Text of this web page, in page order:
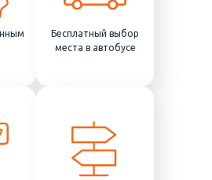
Бесплатный выбор
места в автобусе